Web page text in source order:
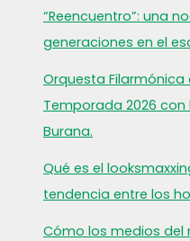
“Reencuentro”: una
generaciones en el
Orquesta Filarmónica
Temporada 2026
Burana.
Qué es el
tendencia entre los
Cómo los medios del